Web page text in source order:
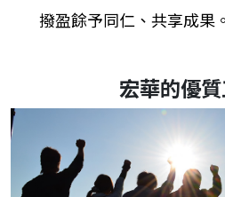
撥盈餘予同仁、共享成果 。
宏華的優